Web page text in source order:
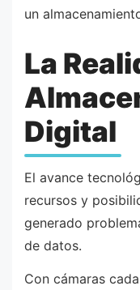
un
La
Digital
El avance
recursos y
generado
de datos.
Con cámaras